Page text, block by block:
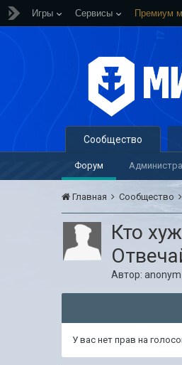
Игры Сервисы Премиум
Сообщество
Форум
Главная Сообщество
Кто
Автор:
У вас нет прав на